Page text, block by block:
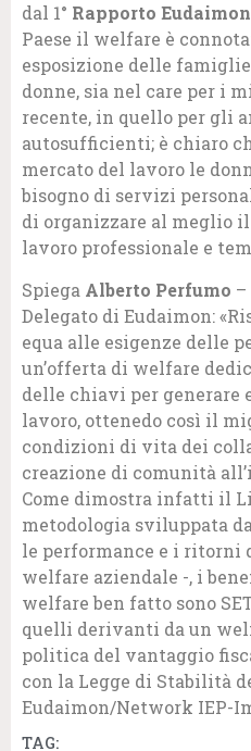
dal 1° Rapporto
Paese il welfare è
esposizione delle
donne, sia nel care per i
recente, in quello per gli
autosufficienti; è chiaro
mercato del lavoro le
bisogno di servizi
di organizzare al meglio
lavoro professionale e
Spiega Alberto Perfumo
Delegato di Eudaimon:
equa alle esigenze delle
un’offerta di welfare
delle chiavi per generare
lavoro, ottenedo così il
condizioni di vita dei
creazione di comunità
Come dimostra infatti il
metodologia sviluppata
le performance e i ritorni
welfare aziendale -, i
welfare ben fatto sono
quelli derivanti da un
politica del vantaggio
con la Legge di Stabilità
Eudaimon/Network IEP-
TAG: